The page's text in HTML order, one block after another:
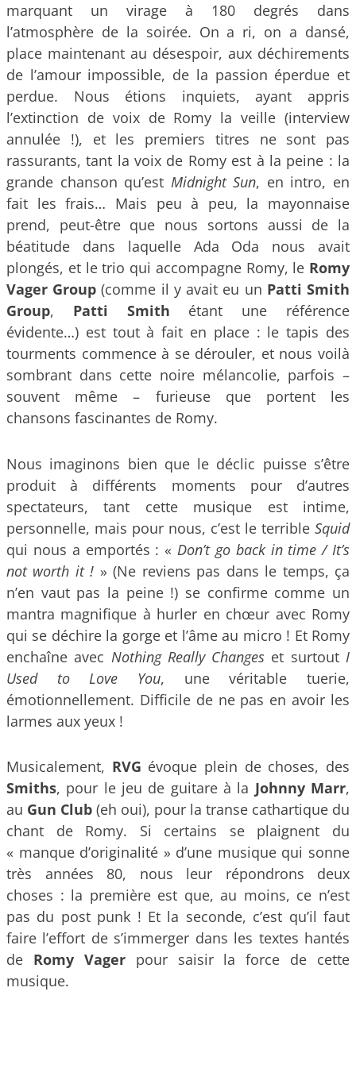
marquant un virage à 180 degrés dans
l’atmosphère de la soirée. On a ri, on a dansé,
place maintenant au désespoir, aux déchirements
de l’amour impossible, de la passion éperdue et
perdue. Nous étions inquiets, ayant appris
l’extinction de voix de Romy la veille (interview
annulée !), et les premiers titres ne sont pas
rassurants, tant la voix de Romy est à la peine : la
grande chanson qu’est Midnight Sun, en intro, en
fait les frais… Mais peu à peu, la mayonnaise
prend, peut-être que nous sortons aussi de la
béatitude dans laquelle Ada Oda nous avait
plongés, et le trio qui accompagne Romy, le Romy
Vager Group (comme il y avait eu un Patti Smith
Group, Patti Smith étant une référence
évidente…) est tout à fait en place : le tapis des
tourments commence à se dérouler, et nous voilà
sombrant dans cette noire mélancolie, parfois –
souvent même – furieuse que portent les
chansons fascinantes de Romy.
Nous imaginons bien que le déclic puisse s’être
produit à différents moments pour d’autres
spectateurs, tant cette musique est intime,
personnelle, mais pour nous, c’est le terrible Squid
qui nous a emportés : « Don’t go back in time / It’s
not worth it ! » (Ne reviens pas dans le temps, ça
n’en vaut pas la peine !) se confirme comme un
mantra magnifique à hurler en chœur avec Romy
qui se déchire la gorge et l’âme au micro ! Et Romy
enchaîne avec Nothing Really Changes et surtout I
Used to Love You, une véritable tuerie,
émotionnellement. Difficile de ne pas en avoir les
larmes aux yeux !
Musicalement, RVG évoque plein de choses, des
Smiths, pour le jeu de guitare à la Johnny Marr,
au Gun Club (eh oui), pour la transe cathartique du
chant de Romy. Si certains se plaignent du
« manque d’originalité » d’une musique qui sonne
très années 80, nous leur répondrons deux
choses : la première est que, au moins, ce n’est
pas du post punk ! Et la seconde, c’est qu’il faut
faire l’effort de s’immerger dans les textes hantés
de Romy Vagerpour saisir la force de cette
musique.